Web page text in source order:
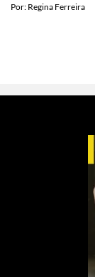
Por: Regina Ferreira